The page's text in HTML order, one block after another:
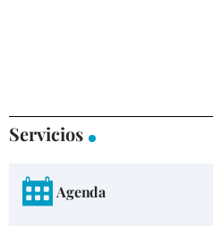
Servicios
Agenda